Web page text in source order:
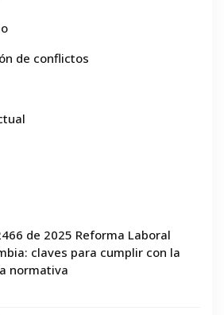
de conflictos
de 2025 Reforma Laboral
claves para cumplir con la
normativa